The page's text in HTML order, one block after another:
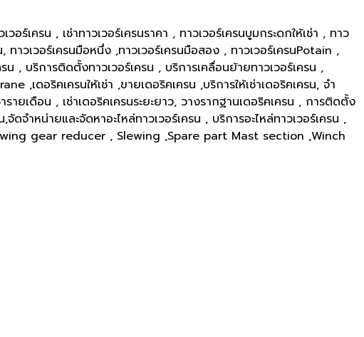
อร์เครน , เช่าทาวเวอร์เครนราคา , ทาวเวอร์เครนบูมกระดกให้เช่า , ทาว
, ทาวเวอร์เครนมือหนึ่ง ,ทาวเวอร์เครนมือสอง , ทาวเวอร์เครนPotain ,
, บริการติดตั้งทาวเวอร์เครน , บริการเคลื่อนย้ายทาวเวอร์เครน ,
,เดอริคเครนให้เช่า ,ขายเดอริคเครน ,บริการให้เช่าเดอริคเครน, จำ
ยเดือน , เช่าเดอริคเครนระยะยาว, วางรากฐานเดอริคเครน , การติดตั้ง
จำหน่ายและจัดหาอะไหล่ทาวเวอร์เครน , บริการอะไหล่ทาวเวอร์เครน ,
gear reducer , Slewing ,Spare part Mast section ,Winch